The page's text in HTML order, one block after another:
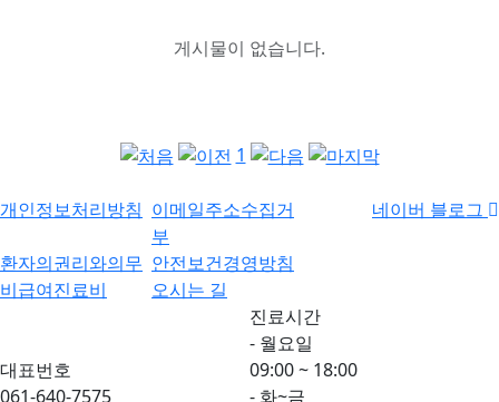
게시물이 없습니다.
1
개인정보처리방침 이메일주소수집거
부
환자의권리와의무 안전보건경영방침
비급여진료비
오시는 길
네이버 블로그
대표번호
061-640-7575
진료시간
- 월요일
09:00 ~ 18:00
- 화~금